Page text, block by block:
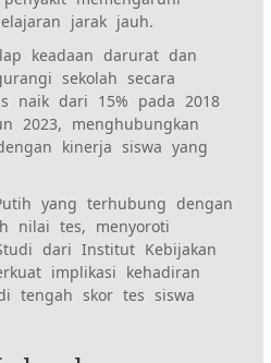
jarak jauh.
keadaan darurat dan
sekolah secara
naik dari 15% pada 2018
2023, menghubungkan
kinerja siswa yang
yang terhubung dengan
nilai tes, menyoroti
dari Institut Kebijakan
implikasi kehadiran
tengah skor tes siswa